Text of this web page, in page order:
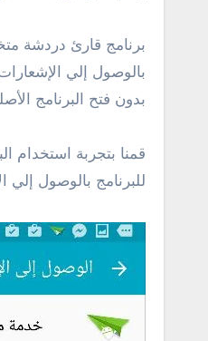
برنامج قارئ دردشة
بالوصول إلي
بدون فتح البرنامج
قمنا بتجربة
للبرنامج بالوصول